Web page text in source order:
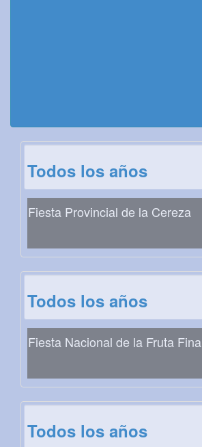
Todos los años
Fiesta Provincial de la Cereza
Todos los años
Fiesta Nacional de la Fruta Fina
Todos los años